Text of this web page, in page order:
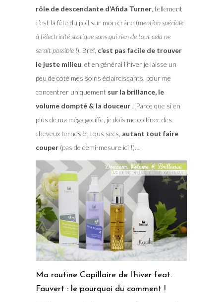
rôle de descendante d’Afida Turner, tellement
c’est la fête du poil sur mon crâne (mention spéciale
à l’électricité statique sans qui rien de tout cela ne
serait possible !). Bref, c’est pas facile de trouver
le juste milieu , et en général l’hiver je laisse un
peu de coté mes soins éclaircissants, pour me
concentrer uniquement sur la brillance, le
volume dompté & la douceur! Parce que si en
plus de ma méga gouffe, je dois me coltiner des
cheveux ternes et tous secs, autant tout faire
couper(pas de demi-mesure ici !)…
Ma routine Capillaire de l’hiver feat.
Fauvert : le pourquoi du comment !